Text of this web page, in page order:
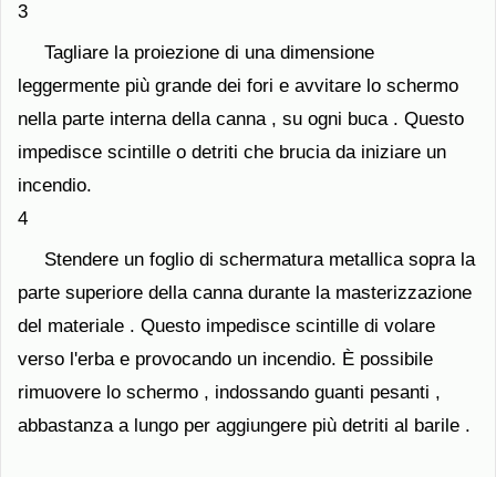
3
Tagliare la proiezione di una dimensione
leggermente più grande dei fori e avvitare lo schermo
nella parte interna della canna , su ogni buca . Questo
impedisce scintille o detriti che brucia da iniziare un
incendio.
4
Stendere un foglio di schermatura metallica sopra la
parte superiore della canna durante la masterizzazione
del materiale . Questo impedisce scintille di volare
verso l'erba e provocando un incendio. È possibile
rimuovere lo schermo , indossando guanti pesanti ,
abbastanza a lungo per aggiungere più detriti al barile .